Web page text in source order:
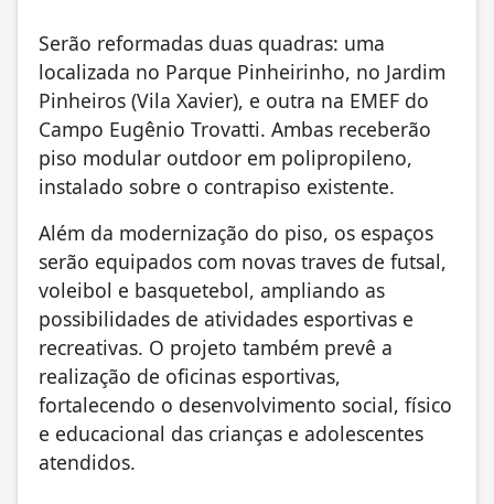
Serão reformadas duas quadras: uma
localizada no Parque Pinheirinho, no Jardim
Pinheiros (Vila Xavier), e outra na EMEF do
Campo Eugênio Trovatti. Ambas receberão
piso modular outdoor em polipropileno,
instalado sobre o contrapiso existente.
Além da modernização do piso, os espaços
serão equipados com novas traves de futsal,
voleibol e basquetebol, ampliando as
possibilidades de atividades esportivas e
recreativas. O projeto também prevê a
realização de oficinas esportivas,
fortalecendo o desenvolvimento social, físico
e educacional das crianças e adolescentes
atendidos.